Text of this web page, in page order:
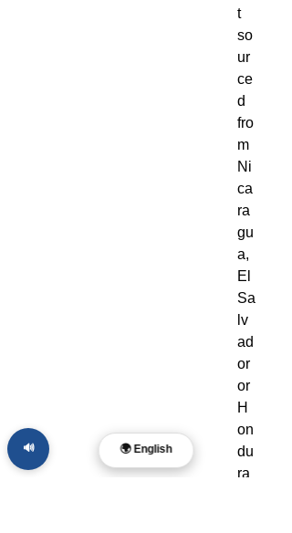
t
so
ur
ce
d
fro
m
Ni
ca
ra
gu
a,
El
Sa
lv
ad
or
or
H
on
du
ra
🌍 English
🔊